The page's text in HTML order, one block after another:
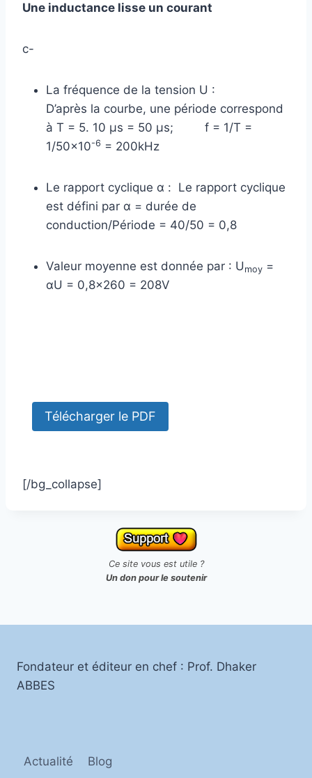
Une inductance lisse un courant
c-
La fréquence de la tension U :
D’après la courbe, une période correspond
à T = 5. 10 µs = 50 µs; f = 1/T =
1/50×10-6 = 200kHz
Le rapport cyclique α : Le rapport cyclique
est défini par α = durée de
conduction/Période = 40/50 = 0,8
Valeur moyenne est donnée par : U moy =
αU = 0,8×260 = 208V
[/bg_collapse]
Ce site vous est utile ?
Un don pour le soutenir
Fondateur et éditeur en chef : Prof. Dhaker
ABBES
Actualité Blog